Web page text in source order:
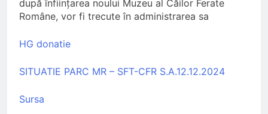
după înființarea noului Muzeu al Căilor Ferate
Române, vor fi trecute în administrarea sa
HG donatie
SITUATIE PARC MR – SFT-CFR S.A.12.12.2024
Sursa